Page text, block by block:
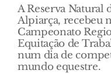
A Reserva Natural
Alpiarça, recebeu
Campeonato
Equitação de
num dia de
mundo equestre.